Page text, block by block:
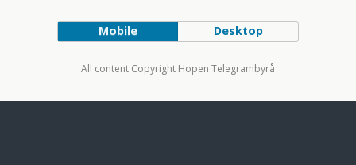
Mobile Desktop
All content Copyright Hopen Telegrambyrå